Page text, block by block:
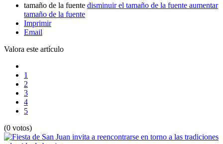
tamaño de la fuente disminuir el tamaño de la fuente aumentar
tamaño de la fuente
Imprimir
Email
Valora este artículo
1
2
3
4
5
(0 votos)